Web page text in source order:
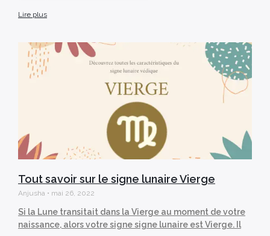
Lire plus
Tout savoir sur le signe lunaire Vierge
Anjusha mai 26, 2022
Si la Lune transitait dans la Vierge au moment de votre
naissance, alors votre signe signe lunaire est Vierge. Il